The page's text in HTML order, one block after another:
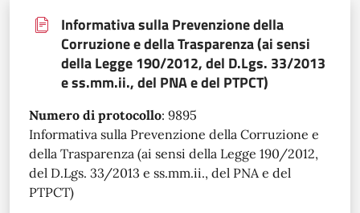
Informativa sulla Prevenzione della
Corruzione e della Trasparenza (ai sensi
della Legge 190/2012, del D.Lgs. 33/2013
e ss.mm.ii., del PNA e del PTPCT)
Numero di protocollo: 9895
Informativa sulla Prevenzione della Corruzione e
della Trasparenza (ai sensi della Legge 190/2012,
del D.Lgs. 33/2013 e ss.mm.ii., del PNA e del
PTPCT)